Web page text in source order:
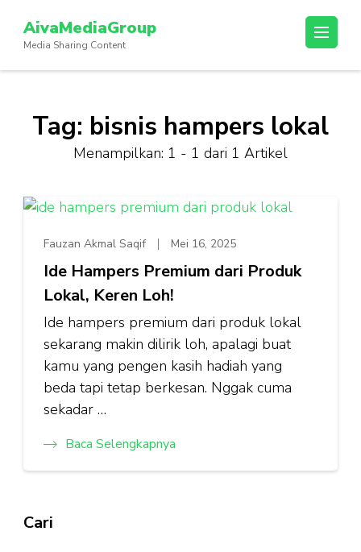
konten
(Tekan
AivaMediaGroup
Media Sharing Content
Tag: bisnis hampers lokal
Menampilkan: 1 - 1 dari 1 Artikel
Fauzan Akmal Saqif Mei 16, 2025
Ide Hampers Premium dari Produk
Lokal, Keren Loh!
Ide hampers premium dari produk lokal
sekarang makin dilirik loh, apalagi buat
kamu yang pengen kasih hadiah yang
beda tapi tetap berkesan. Nggak cuma
sekadar …
Baca Selengkapnya
Cari